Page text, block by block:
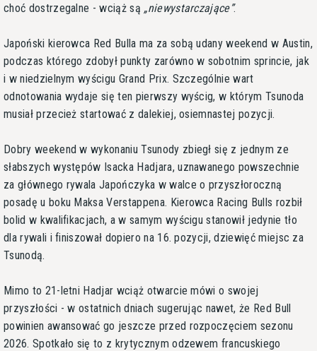
choć dostrzegalne - wciąż są
niewystarczające .
Japoński kierowca Red Bulla ma za sobą udany weekend w Austin,
podczas którego zdobył punkty zarówno w sobotnim sprincie, jak
i w niedzielnym wyścigu Grand Prix. Szczególnie wart
odnotowania wydaje się ten pierwszy wyścig, w którym Tsunoda
musiał przecież startować z dalekiej, osiemnastej pozycji.
Dobry weekend w wykonaniu Tsunody zbiegł się z jednym ze
słabszych występów Isacka Hadjara, uznawanego powszechnie
za głównego rywala Japończyka w walce o przyszłoroczną
posadę u boku Maksa Verstappena. Kierowca Racing Bulls rozbił
bolid w kwalifikacjach, a w samym wyścigu stanowił jedynie tło
dla rywali i finiszował dopiero na 16. pozycji, dziewięć miejsc za
Tsunodą.
Mimo to 21-letni Hadjar wciąż otwarcie mówi o swojej
przyszłości - w ostatnich dniach sugerując nawet, że Red Bull
powinien awansować go jeszcze przed rozpoczęciem sezonu
2026. Spotkało się to z krytycznym odzewem francuskiego